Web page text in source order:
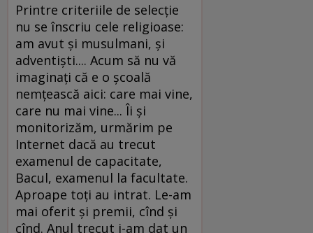
Printre criteriile de selecţie
nu se înscriu cele religioase:
am avut şi musulmani, şi
adventişti.... Acum să nu vă
imaginaţi că e o şcoală
nemţească aici: care mai vine,
care nu mai vine... Îi şi
monitorizăm, urmărim pe
Internet dacă au trecut
examenul de capacitate,
Bacul, examenul la facultate.
Aproape toţi au intrat. Le-am
mai oferit şi premii, cînd şi
cînd. Anul trecut i-am dat un